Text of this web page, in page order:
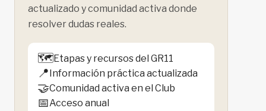
actualizado y comunidad activa donde
resolver dudas reales.
🗺️Etapas y recursos del GR11
📍Información práctica actualizada
🤝Comunidad activa en el Club
📅Acceso anual